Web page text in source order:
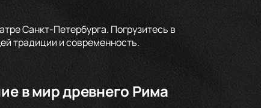
Санкт-Петербурга. Погрузитесь в
традиции и современность.
в мир древнего Рима